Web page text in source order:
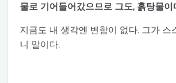
물로 기어들어갔으므로 그도, 흙탕물이
지금도 내 생각엔 변함이 없다. 그가 스
니 말이다.